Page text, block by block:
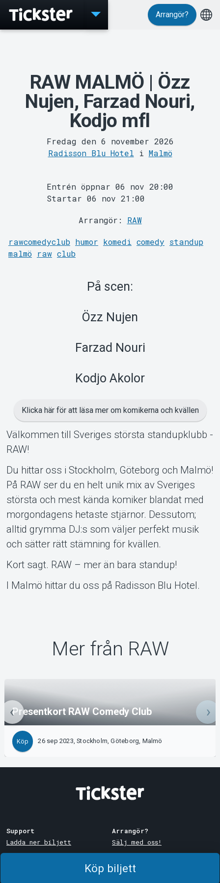
MyTickster
Support
Om Tickster
Arrangör?
RAW MALMÖ | Özz
Nujen, Farzad Nouri,
Kodjo mfl
Fredag den 6 november 2026
Radisson Blu Hotel i Malmö
Köp biljett
Entrén öppnar 06 nov 20:00
Startar 06 nov 21:00
Arrangör: RAW
rawcomedyclub humor komedi comedy standup
malmö raw club
På scen:
Özz Nujen
Farzad Nouri
Kodjo Akolor
Klicka här för att läsa mer om komikerna och kvällen
Välkommen till Sveriges största standupklubb -
RAW!
Du hittar oss i Stockholm, Göteborg och Malmö!
På RAW ser du en helt unik mix av Sveriges
största och mest kända komiker blandat med
morgondagens hetaste stjärnor. Dessutom;
alltid grymma DJ:s som väljer perfekt musik
och sätter rätt stämning för kvällen.
Kort sagt. RAW – mer än bara standup!
I Malmö hittar du oss på Radisson Blu Hotel.
Mer från RAW
Presentkort RAW Comedy Club
Köp 26 sep 2023, Stockholm, Göteborg, Malmö
Support
Ladda ner biljett
Köp- och leveransvillkor
Arrangör?
Sälj med oss!
System Support